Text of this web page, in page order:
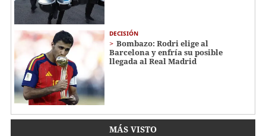
DECISIÓN
Bombazo: Rodri elige al
Barcelona y enfría su posible
llegada al Real Madrid
MÁS VISTO